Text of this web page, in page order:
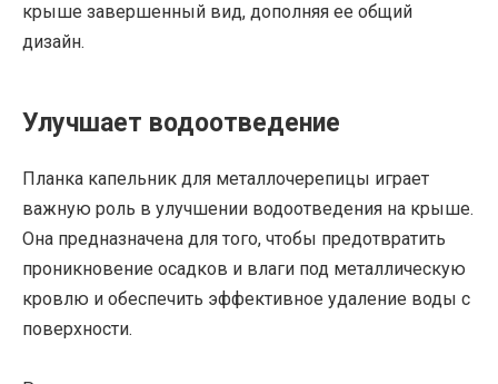
крыше завершенный вид, дополняя ее общий
дизайн.
Улучшает водоотведение
Планка капельник для металлочерепицы играет
важную роль в улучшении водоотведения на крыше.
Она предназначена для того, чтобы предотвратить
проникновение осадков и влаги под металлическую
кровлю и обеспечить эффективное удаление воды с
поверхности.